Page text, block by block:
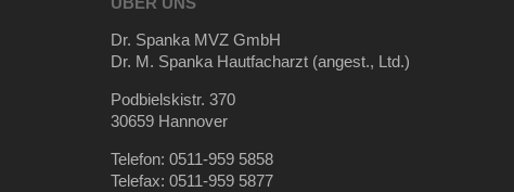
Dr. Spanka MVZ GmbH
Dr. M. Spanka Hautfacharzt (angest., Ltd.)
Podbielskistr. 370
30659 Hannover
Telefon: 0511-959 5858
Telefax: 0511-959 5877